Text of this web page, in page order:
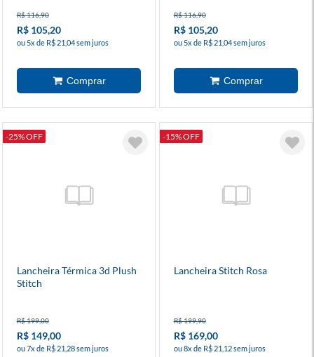
R$ 116,90
R$ 105,20
ou 5x de R$ 21,04 sem juros
R$ 116,90
R$ 105,20
ou 5x de R$ 21,04 sem juros
-25% OFF
Lancheira Térmica 3d Plush
Stitch
R$ 199,00
R$ 149,00
ou 7x de R$ 21,28 sem juros
-15% OFF
Lancheira Stitch Rosa
R$ 199,90
R$ 169,00
ou 8x de R$ 21,12 sem juros